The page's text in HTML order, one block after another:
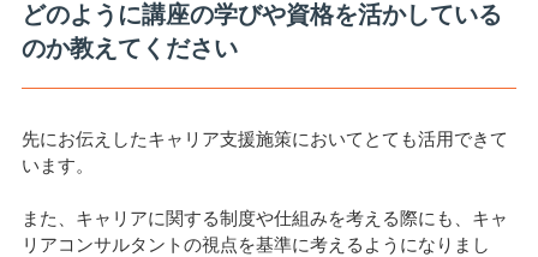
どのように講座の学びや資格を活かしている
のか教えてください
先にお伝えしたキャリア支援施策においてとても活用できて
います。
また、キャリアに関する制度や仕組みを考える際にも、キャ
リアコンサルタントの視点を基準に考えるようになりまし